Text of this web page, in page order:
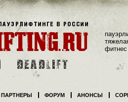
фитнес
ПАРТНЕРЫ ФОРУМ АНОНСЫ